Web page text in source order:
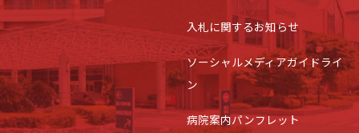
入札に関するお知らせ
ソーシャルメディアガイドライ
ン
病院案内パンフレット